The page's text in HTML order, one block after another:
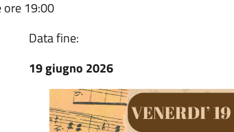
ore 19:00
Data fine:
19 giugno 2026